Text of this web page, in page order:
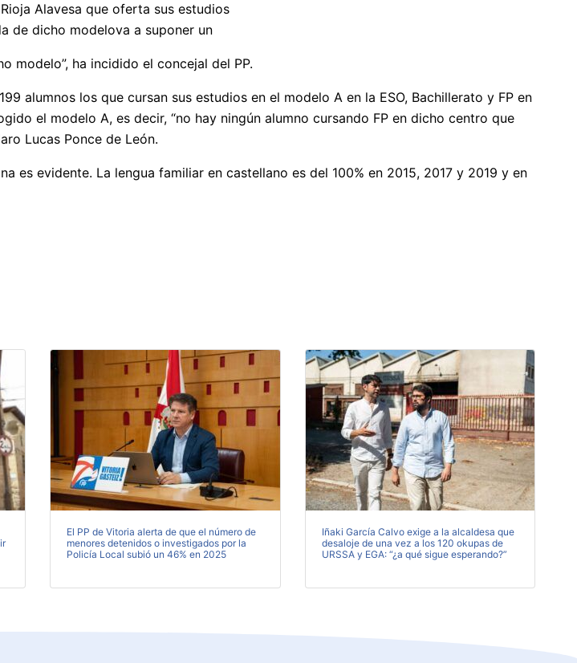
Alavesa que oferta sus estudios
de dicho modelova a suponer un
modelo”, ha incidido el concejal del PP.
alumnos los que cursan sus estudios en el modelo A en la ESO, Bachillerato y FP en
el modelo A, es decir, “no hay ningún alumno cursando FP en dicho centro que
Lucas Ponce de León.
es evidente. La lengua familiar en castellano es del 100% en 2015, 2017 y 2019 y en
El PP de Vitoria alerta de que el número de
menores detenidos o investigados por la
Policía Local subió un 46% en 2025
Iñaki García Calvo exige a la alcaldesa que
desaloje de una vez a los 120 okupas de
URSSA y EGA: “¿a qué sigue esperando?”